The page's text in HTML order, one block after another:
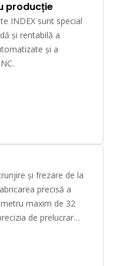
producție
INDEX sunt special
și rentabilă a
și a
și frezare de la
precisă a
maxim de 32
de prelucrare